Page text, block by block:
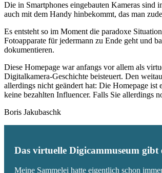
Die in Smartphones eingebauten Kameras sind
auch mit dem Handy hinbekommt, das man
Es entsteht so im Moment die paradoxe
Fotoapparate für jedermann zu Ende geht und
dokumentieren.
Diese Homepage war anfangs vor allem als
Digitalkamera-Geschichte beisteuert. Den
allerdings nicht geändert hat: Die Homepage
keine bezahlten Influencer. Falls Sie allerdings
Boris Jakubaschk
Das virtuelle Digicammuseum gibt
Meine Sammelei hatte eigentlich schon